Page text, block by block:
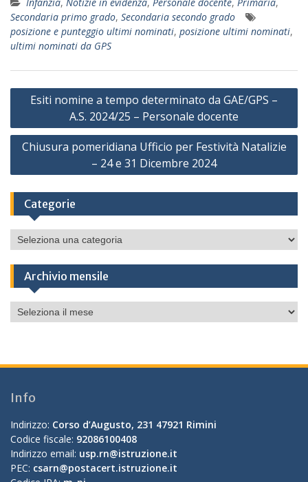
Secondaria primo grado, Secondaria secondo grado
posizione e punteggio ultimi nominati, posizione ultimi nominati,
ultimi nominati da GPS
Navigazione
Esiti nomine a tempo determinato da GAE/GPS –
A.S. 2024/25 – Personale docente
Chiusura pomeridiana Ufficio per Festività Natalizie
– 24 e 31 Dicembre 2024
Categorie
Categorie
Archivio mensile
Archivio
mensile
Info
Indirizzo: Corso d’Augusto, 231 47921 Rimini
Codice fiscale: 92086100408
Indirizzo email: usp.rn@istruzione.it
PEC: csarn@postacert.istruzione.it